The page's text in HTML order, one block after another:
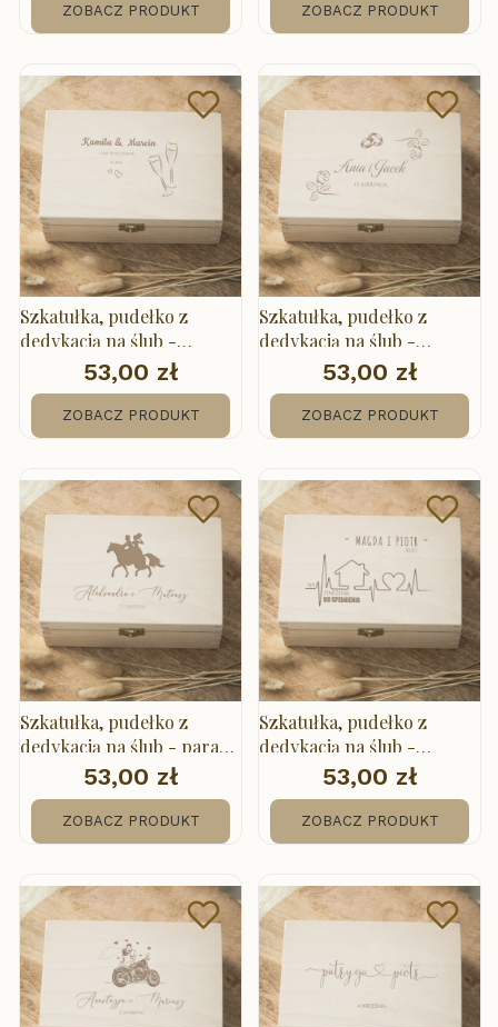
ZOBACZ PRODUKT ZOBACZ PRODUKT
Szkatułka, pudełko z
dedykacją na ślub -
Cena
53,00 zł
ZOBACZ PRODUKT
Szkatułka, pudełko z
dedykacją na ślub -
obrączkiCena
53,00 zł
ZOBACZ PRODUKT
Szkatułka, pudełko z
dedykacją na ślub - para
na koniuCena
53,00 zł
ZOBACZ PRODUKT
Szkatułka, pudełko z
dedykacją na ślub -
MarzeniaCena
53,00 zł
ZOBACZ PRODUKT